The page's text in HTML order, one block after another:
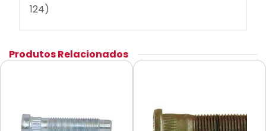
124)
Produtos Relacionados